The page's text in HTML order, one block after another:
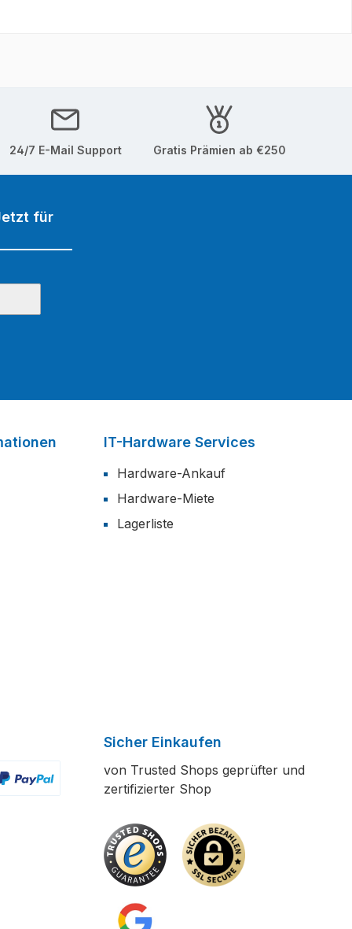
24/7 E-Mail Support Gratis Prämien ab €250
für
IT-Hardware Services
Hardware-Ankauf
Hardware-Miete
Lagerliste
Sicher Einkaufen
von Trusted Shops geprüfter und
zertifizierter Shop